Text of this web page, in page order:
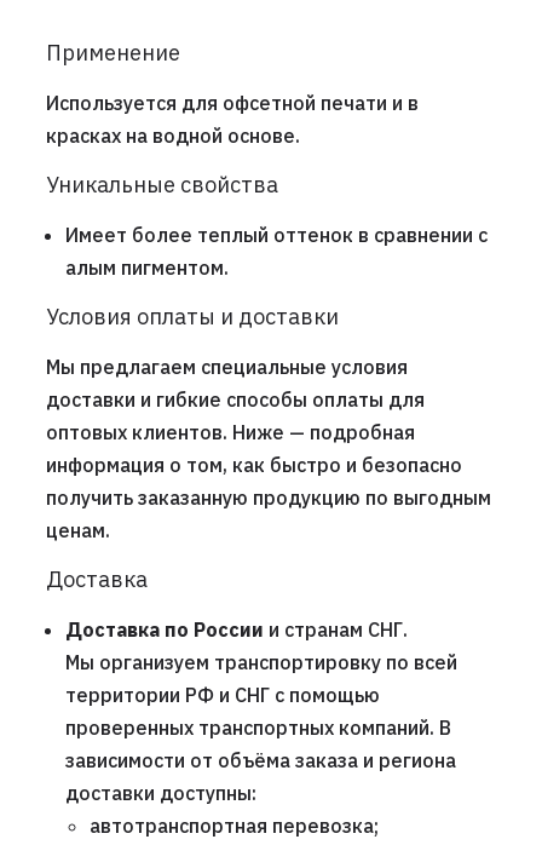
Применение
Используется для офсетной печати и в
красках на водной основе.
Уникальные свойства
Имеет более теплый оттенок в сравнении с
алым пигментом.
Условия оплаты и доставки
Мы предлагаем специальные условия
доставки и гибкие способы оплаты для
оптовых клиентов. Ниже — подробная
информация о том, как быстро и безопасно
получить заказанную продукцию по выгодным
ценам.
Доставка
Доставка по России и странам СНГ.
Мы организуем транспортировку по всей
территории РФ и СНГ с помощью
проверенных транспортных компаний. В
зависимости от объёма заказа и региона
доставки доступны:
автотранспортная перевозка;